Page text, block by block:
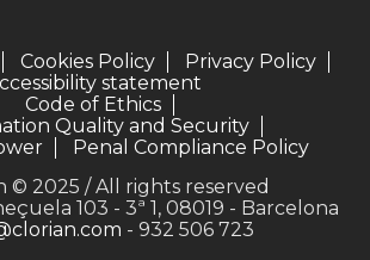
Cookies Policy
Privacy Policy
statement
Code of Ethics
Quality and Security
Penal Compliance Policy
© 2025 / All rights reserved
103 - 3ª 1, 08019 - Barcelona
- 932 506 723